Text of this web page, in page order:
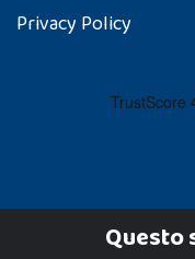
Privacy Policy
Questo